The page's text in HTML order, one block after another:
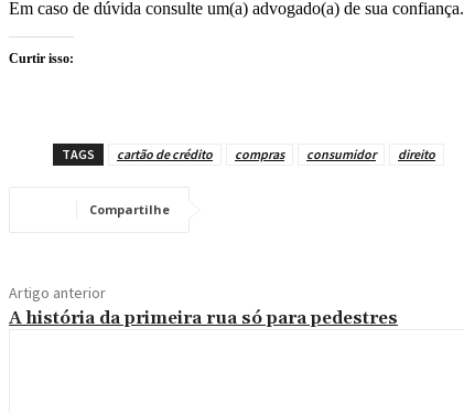
Em caso de dúvida consulte um(a) advogado(a) de sua confiança.
Curtir isso:
TAGS cartão de crédito compras consumidor direito
Compartilhe
Artigo anterior
A história da primeira rua só para pedestres